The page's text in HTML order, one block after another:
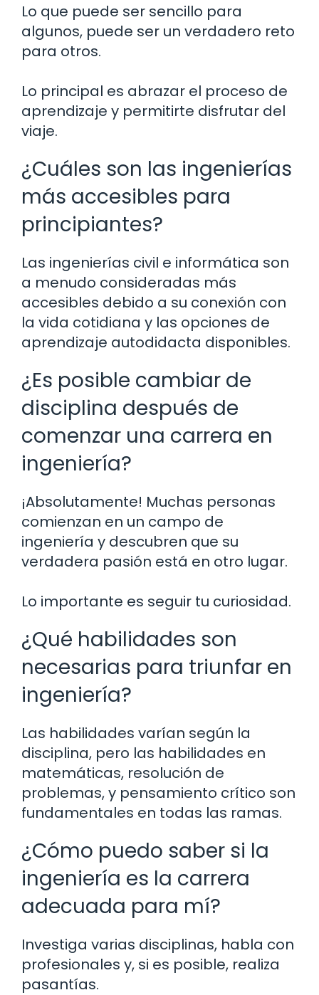
Lo que puede ser sencillo para
algunos, puede ser un verdadero reto
para otros.
Lo principal es abrazar el proceso de
aprendizaje y permitirte disfrutar del
viaje.
¿Cuáles son las ingenierías
más accesibles para
principiantes?
Las ingenierías civil e informática son
a menudo consideradas más
accesibles debido a su conexión con
la vida cotidiana y las opciones de
aprendizaje autodidacta disponibles.
¿Es posible cambiar de
disciplina después de
comenzar una carrera en
ingeniería?
¡Absolutamente! Muchas personas
comienzan en un campo de
ingeniería y descubren que su
verdadera pasión está en otro lugar.
Lo importante es seguir tu curiosidad.
¿Qué habilidades son
necesarias para triunfar en
ingeniería?
Las habilidades varían según la
disciplina, pero las habilidades en
matemáticas, resolución de
problemas, y pensamiento crítico son
fundamentales en todas las ramas.
¿Cómo puedo saber si la
ingeniería es la carrera
adecuada para mí?
Investiga varias disciplinas, habla con
profesionales y, si es posible, realiza
pasantías.